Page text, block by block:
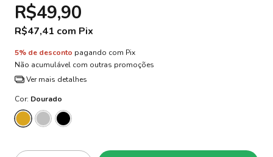
R$49,90
R$47,41 com Pix
5% de desconto pagando com Pix
Não acumulável com outras promoções
Ver mais detalhes
Cor: Dourado